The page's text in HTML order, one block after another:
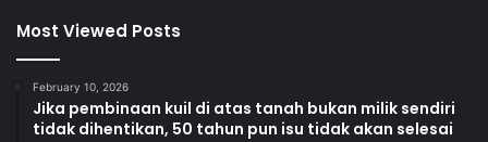
Most Viewed Posts
February 10, 2026
Jika pembinaan kuil di atas tanah bukan milik sendiri
tidak dihentikan, 50 tahun pun isu tidak akan selesai